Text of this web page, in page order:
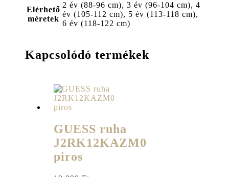
Elérhető
méretek
2 év (88-96 cm), 3 év (96-104 cm), 4
év (105-112 cm), 5 év (113-118 cm),
6 év (118-122 cm)
Kapcsolódó termékek
GUESS ruha
J2RK12KAZM0
piros